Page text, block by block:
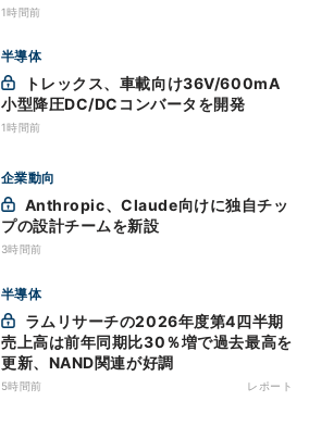
1時間前
半導体
小型降圧DC/DCコンバータを開発
1時間前
企業動向
プの設計チームを新設
3時間前
半導体
売上高は前年同期比30％増で過去最高を
更新、NAND関連が好調
5時間前 レポート